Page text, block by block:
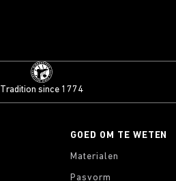
Tradition since 1774
GOED OM TE WETEN
Materialen
Pasvorm